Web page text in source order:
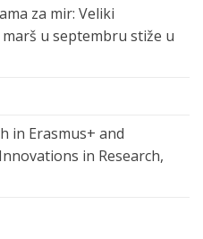
za mir: Veliki
u septembru stiže u
in Erasmus+ and
in Research,